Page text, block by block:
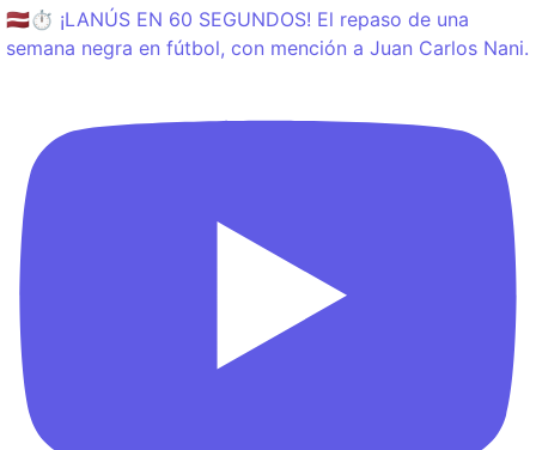
🇱🇻⏱️ ¡LANÚS EN 60 SEGUNDOS! El repaso de una
semana negra en fútbol, con mención a Juan Carlos Nani.